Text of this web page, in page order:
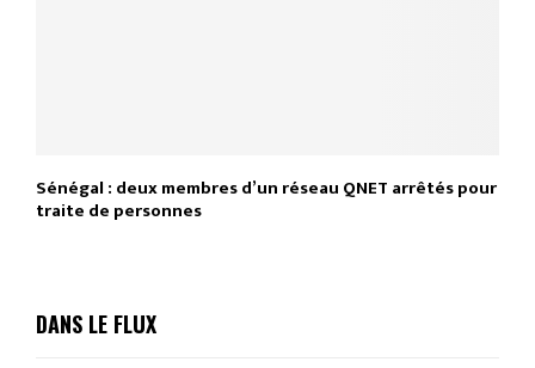
Sénégal : deux membres d’un réseau QNET arrêtés pour
traite de personnes
DANS LE FLUX